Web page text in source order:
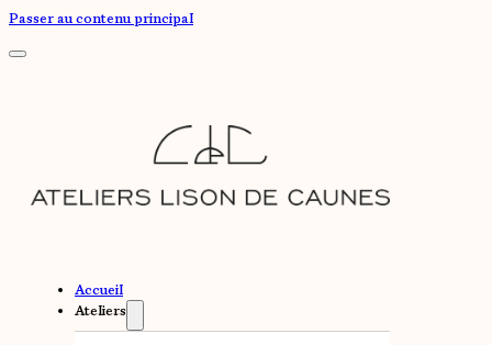
Passer au contenu principal
Accueil
Ateliers